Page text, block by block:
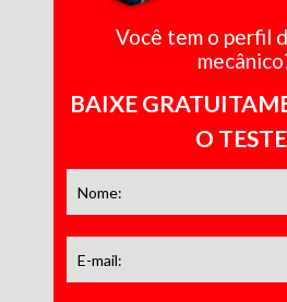
Você tem o perfil
BAIXE
O